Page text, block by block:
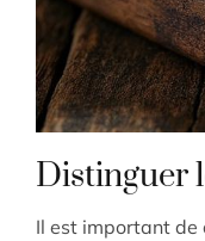
Distinguer
Il est important de